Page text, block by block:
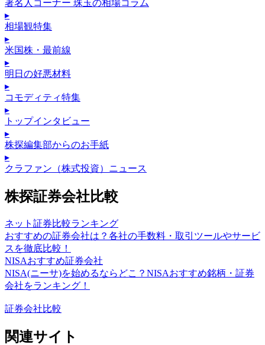
著名人コーナー 珠玉の相場コラム
▸
相場観特集
▸
米国株・最前線
▸
明日の好悪材料
▸
コモディティ特集
▸
トップインタビュー
▸
株探編集部からのお手紙
▸
クラファン（株式投資）ニュース
株探証券会社比較
ネット証券比較ランキング
おすすめの証券会社は？各社の手数料・取引ツールやサービ
スを徹底比較！
NISAおすすめ証券会社
NISA(ニーサ)を始めるならどこ？NISAおすすめ銘柄・証券
会社をランキング！
証券会社比較
関連サイト